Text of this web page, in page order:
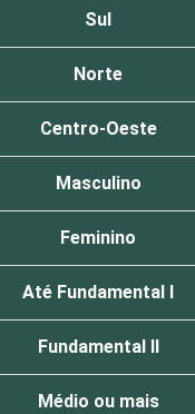
Sul
Norte
Centro-Oeste
Masculino
Feminino
Até Fundamental I
Fundamental II
Médio ou mais